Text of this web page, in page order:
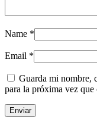
Name *
Email *
Guarda mi nombre,
para la próxima vez que